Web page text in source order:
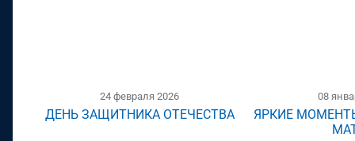
24 февраля 2026
ДЕНЬ ЗАЩИТНИКА ОТЕЧЕСТВА
08
ЯРКИЕ